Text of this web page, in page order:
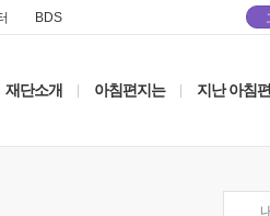
BDS
재단소개 아침편지는 지난 아침